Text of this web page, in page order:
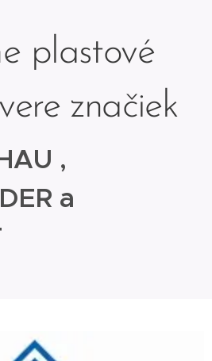
plastové
značiek
,
a